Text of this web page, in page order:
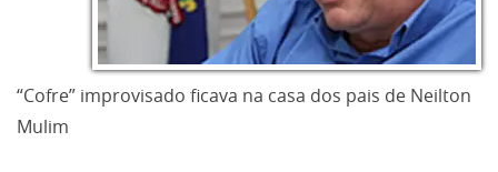
“Cofre” improvisado ficava na casa dos pais de Neilton
Mulim